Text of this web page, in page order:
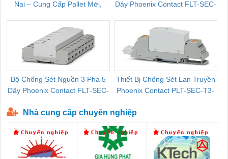
Nai – Cung Cấp Pallet Mới,
Dây Phoenix Contact FLT-SEC-
Bộ Chống Sét Nguồn 3 Pha 5
Dây Phoenix Contact FLT-SEC-
Thiết Bị Chống Sét Lan Truyền
Phoenix Contact PLT-SEC-T3-
Nhà cung cấp chuyên nghiệp